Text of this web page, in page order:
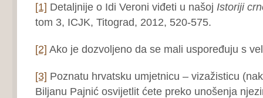
[1] Detaljnije o Idi Veroni viđeti u našoj Istoriji
tom 3, ICJK, Titograd, 2012, 520-575.
[2] Ako je dozvoljeno da se mali uspoređuju s
[3] Poznatu hrvatsku umjetnicu – vizažisticu
Biljanu Pajnić osvijetlit ćete preko unošenja